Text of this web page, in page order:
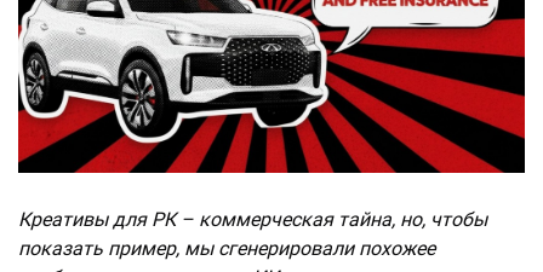
Креативы для РК – коммерческая тайна, но, чтобы
показать пример, мы сгенерировали похожее